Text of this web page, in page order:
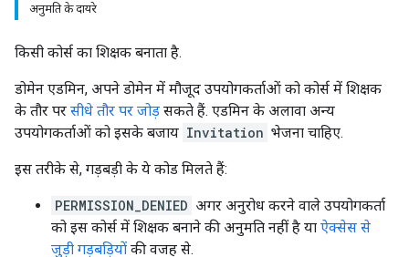
अनुमति के दायरे
किसी कोर्स का शिक्षक बनाता है.
डोमेन एडमिन, अपने डोमेन में मौजूद उपयोगकर्ताओं को कोर्स में शिक्षक
के तौर पर सीधे तौर पर जोड़ सकते हैं. एडमिन के अलावा अन्य
उपयोगकर्ताओं को इसके बजाय Invitation भेजना चाहिए.
इस तरीके से, गड़बड़ी के ये कोड मिलते हैं:
PERMISSION_DENIED अगर अनुरोध करने वाले उपयोगकर्ता
को इस कोर्स में शिक्षक बनाने की अनुमति नहीं है या ऐक्सेस से
जुड़ी गड़बड़ियों की वजह से.